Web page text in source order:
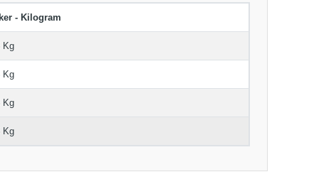
- Kilogram
Kg
Kg
Kg
Kg